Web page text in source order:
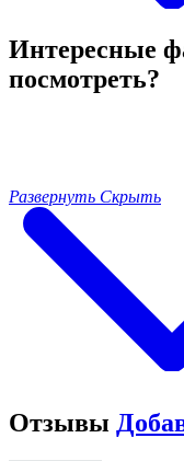
Интересные
посмотреть?
Развернуть Скрыть
Отзывы